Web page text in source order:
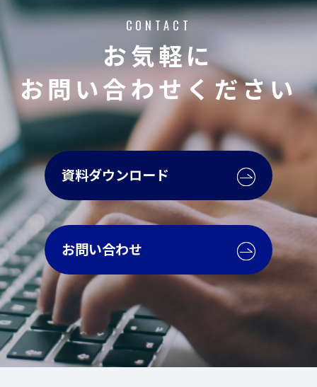
CONTACT
お気軽に
お問い合わせください
資料ダウンロード
お問い合わせ